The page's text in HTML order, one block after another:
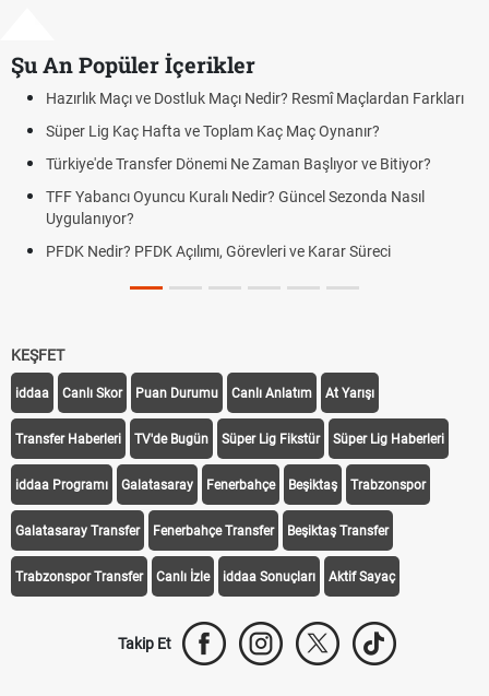
Şu An Popüler İçerikler
ve Dostluk Maçı Nedir? Resmî Maçlardan Farkları
Kaç Hafta ve Toplam Kaç Maç Oynanır?
Transfer Dönemi Ne Zaman Başlıyor ve Bitiyor?
Oyuncu Kuralı Nedir? Güncel Sezonda Nasıl
PFDK Açılımı, Görevleri ve Karar Süreci
Puan
Futbol
Deplasman
KEŞFET
iddaa Canlı Skor Puan Durumu Canlı Anlatım At Yarışı
Transfer Haberleri TV'de Bugün Süper Lig Fikstür Süper Lig Haberleri
iddaa Programı Galatasaray Fenerbahçe Beşiktaş Trabzonspor
Galatasaray Transfer Fenerbahçe Transfer Beşiktaş Transfer
Trabzonspor Transfer Canlı İzle iddaa Sonuçları Aktif Sayaç